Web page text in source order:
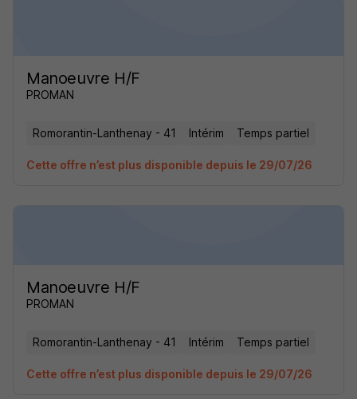
Manoeuvre H/F
PROMAN
Romorantin-Lanthenay - 41 Intérim Temps partiel
Cette offre n’est plus disponible depuis le 29/07/26
Manoeuvre H/F
PROMAN
Romorantin-Lanthenay - 41 Intérim Temps partiel
Cette offre n’est plus disponible depuis le 29/07/26